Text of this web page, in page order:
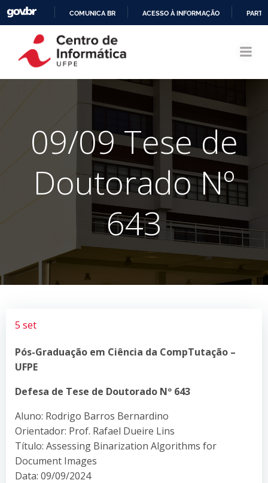
CONTEÚDO
COMUNICA BR ACESSO À INFORMAÇÃO
09/09 Tese de
Doutorado Nº
643
5 set
Pós-Graduação em Ciência da CompTutação –
UFPE
Defesa de Tese de Doutorado Nº 643
Aluno: Rodrigo Barros Bernardino
Orientador: Prof. Rafael Dueire Lins
Título: Assessing Binarization Algorithms for
Document Images
Data: 09/09/2024